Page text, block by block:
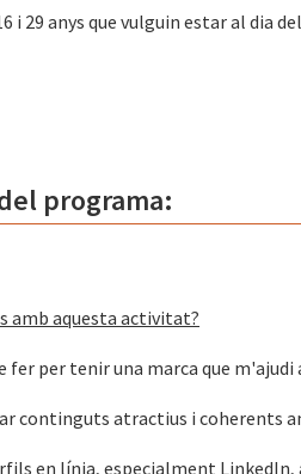
i 29 anys que vulguin estar al dia
programa:
amb aquesta activitat?
fer per tenir una marca que
continguts atractius i coherents
en línia, especialment LinkedIn,